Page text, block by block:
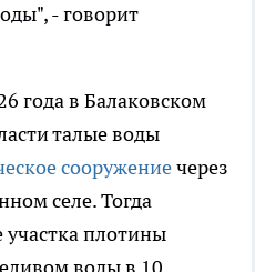
- говорит
года в Балаковском
талые воды
сооружениечерез
селе. Тогда
плотины